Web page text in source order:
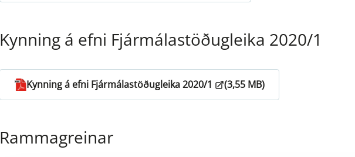
Kynning á efni Fjármálastöðugleika 2020/1
Kynning á efni Fjármálastöðugleika 2020/1 (3,55 MB)
Rammagreinar